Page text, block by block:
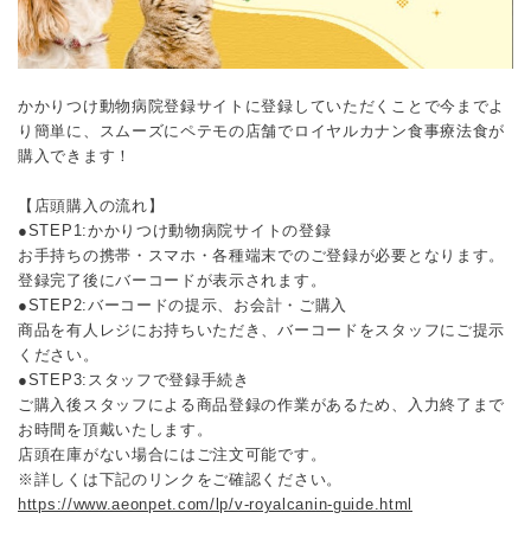
かかりつけ動物病院登録サイトに登録していただくことで今までよ
り簡単に、スムーズにペテモの店舗でロイヤルカナン食事療法食が
購入できます！
【店頭購入の流れ】
●STEP1:かかりつけ動物病院サイトの登録
お手持ちの携帯・スマホ・各種端末でのご登録が必要となります。
登録完了後にバーコードが表示されます。
●STEP2:バーコードの提示、お会計・ご購入
商品を有人レジにお持ちいただき、バーコードをスタッフにご提示
ください。
●STEP3:スタッフで登録手続き
ご購入後スタッフによる商品登録の作業があるため、入力終了まで
お時間を頂戴いたします。
店頭在庫がない場合にはご注文可能です。
※詳しくは下記のリンクをご確認ください。
https://www.aeonpet.com/lp/v-royalcanin-guide.html